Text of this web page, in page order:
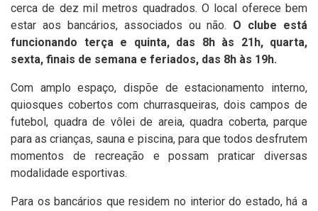
cerca de dez mil metros quadrados. O local oferece bem
estar aos bancários, associados ou não. O clube está
funcionando terça e quinta, das 8h às 21h, quarta,
sexta, finais de semana e feriados, das 8h às 19h.
Com amplo espaço, dispõe de estacionamento interno,
quiosques cobertos com churrasqueiras, dois campos de
futebol, quadra de vôlei de areia, quadra coberta, parque
para as crianças, sauna e piscina, para que todos desfrutem
momentos de recreação e possam praticar diversas
modalidade esportivas.
Para os bancários que residem no interior do estado, há a